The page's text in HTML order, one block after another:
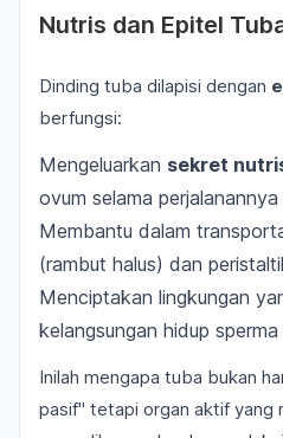
Nutris dan Epitel
Dinding tuba dilapisi dengan
berfungsi:
Mengeluarkan sekret
ovum selama perjalanannya
Membantu dalam
(rambut halus) dan
Menciptakan lingkungan
kelangsungan hidup
Inilah mengapa tuba bukan
pasif" tetapi organ aktif yang